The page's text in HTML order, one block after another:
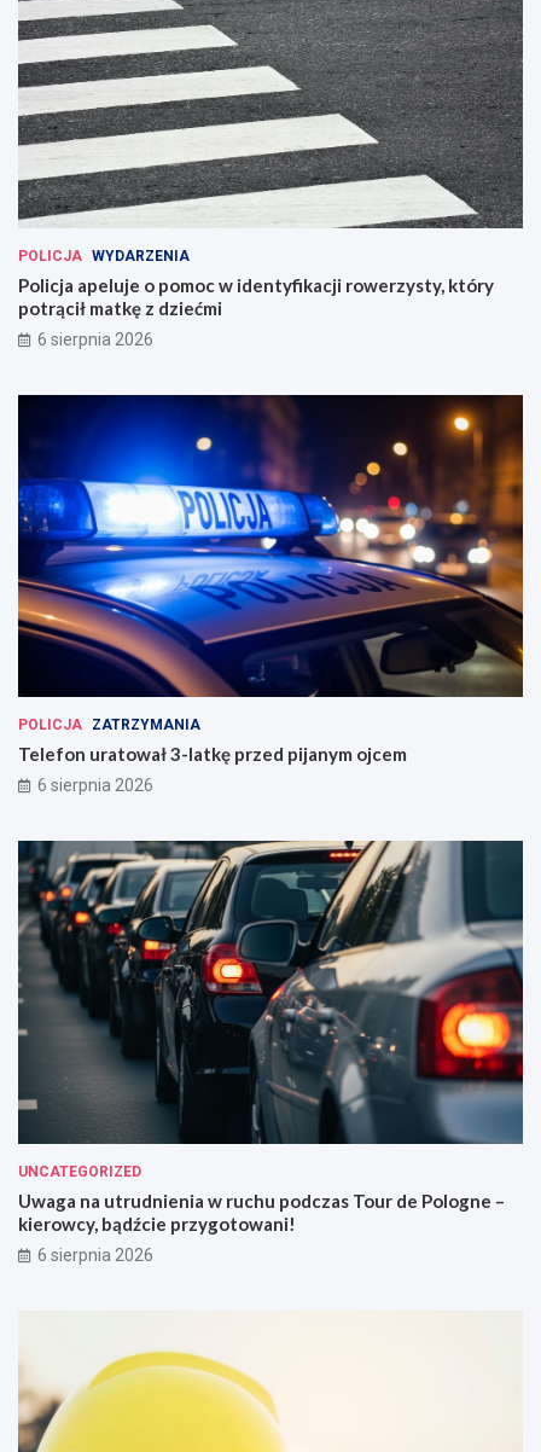
POLICJA WYDARZENIA
Policja apeluje o pomoc w identyfikacji rowerzysty, który
potrącił matkę z dziećmi
6 sierpnia 2026
POLICJA ZATRZYMANIA
Telefon uratował 3-latkę przed pijanym ojcem
6 sierpnia 2026
UNCATEGORIZED
Uwaga na utrudnienia w ruchu podczas Tour de Pologne –
kierowcy, bądźcie przygotowani!
6 sierpnia 2026